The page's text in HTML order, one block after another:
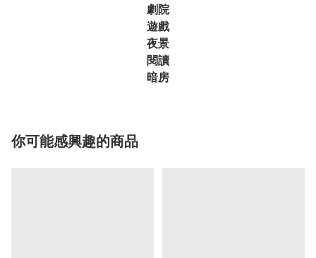
劇院
遊戲
夜景
閱讀
暗房
你可能感興趣的商品